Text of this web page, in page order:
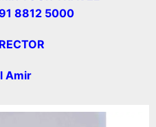
8812 5000
Amir